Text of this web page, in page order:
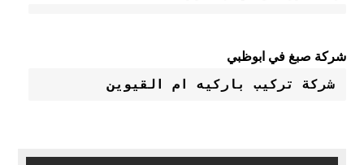
شركة صبغ في ابوظبي
شركة تركيب باركيه ام القيوين